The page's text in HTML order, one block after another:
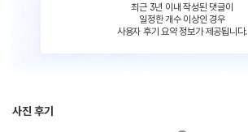
최근 3년 이내 작성된 댓글이
일정한 개수 이상인 경우
사용자 후기 요약 정보가 제공됩니다.
사진 후기